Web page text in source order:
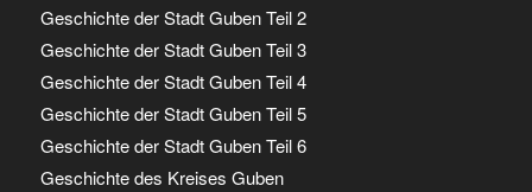
Geschichte der Stadt Guben Teil 2
Geschichte der Stadt Guben Teil 3
Geschichte der Stadt Guben Teil 4
Geschichte der Stadt Guben Teil 5
Geschichte der Stadt Guben Teil 6
Geschichte des Kreises Guben